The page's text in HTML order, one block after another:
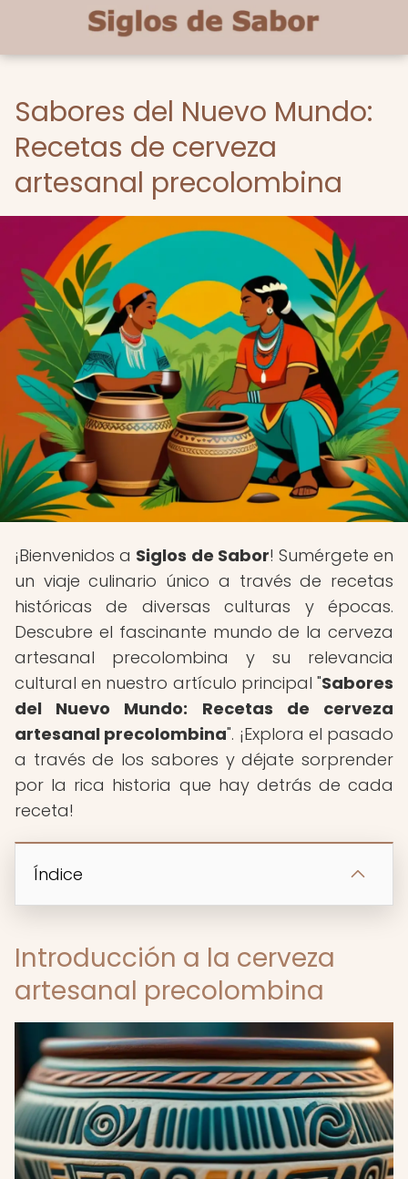
Sabores del Nuevo Mundo:
Recetas de cerveza
artesanal precolombina
¡Bienvenidos a Siglos de Sabor! Sumérgete en
un viaje culinario único a través de recetas
históricas de diversas culturas y épocas.
Descubre el fascinante mundo de la cerveza
artesanal precolombina y su relevancia
cultural en nuestro artículo principal "Sabores
del Nuevo Mundo: Recetas de cerveza
artesanal precolombina". ¡Explora el pasado
a través de los sabores y déjate sorprender
por la rica historia que hay detrás de cada
receta!
Índice
Introducción a la cerveza
artesanal precolombina